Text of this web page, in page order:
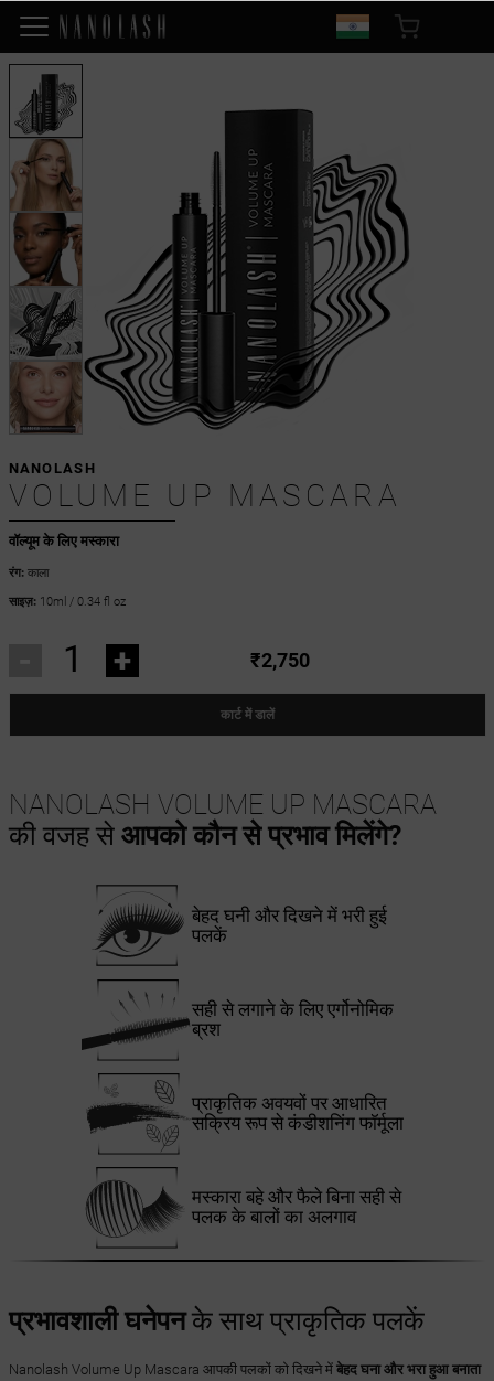
वॉल्यूम के लिए मस्कारा
NANOLASH
VOLUME UP MASCARA
रंग: काला
साइज़: 10ml / 0.34 fl oz
+ ₹2,750
कार्ट में डालें
NANOLASH VOLUME UP MASCARA
की वजह से आपको कौन से प्रभाव मिलेंगे?
बेहद घनी और दिखने में भरी हुई
पलकें
सही से लगाने के लिए एर्गोनोमिक
ब्रश
प्राकृतिक अवयवों पर आधारित
सक्रिय रूप से कंडीशनिंग फॉर्मूला
मस्कारा बहे और फैले बिना सही से
पलक के बालों का अलगाव
प्रभावशाली घनेपनके साथ प्राकृतिक पलकें
Nanolash Volume Up Mascara आपकी पलकों को दिखने में बेहद घना और भरा हुआ बनाता